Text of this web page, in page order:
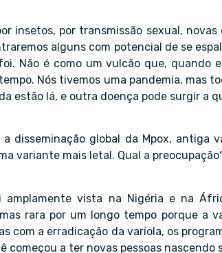
insetos, por transmissão sexual,
alguns com potencial de se
Não é como um vulcão que, quando
Nós tivemos uma pandemia, mas
estão lá, e outra doença pode surgir a
disseminação global da Mpox, antiga
variante mais letal. Qual a
vista na Nigéria e na
rara por um longo tempo porque a
com a erradicação da varíola, os
começou a ter novas pessoas nascendo